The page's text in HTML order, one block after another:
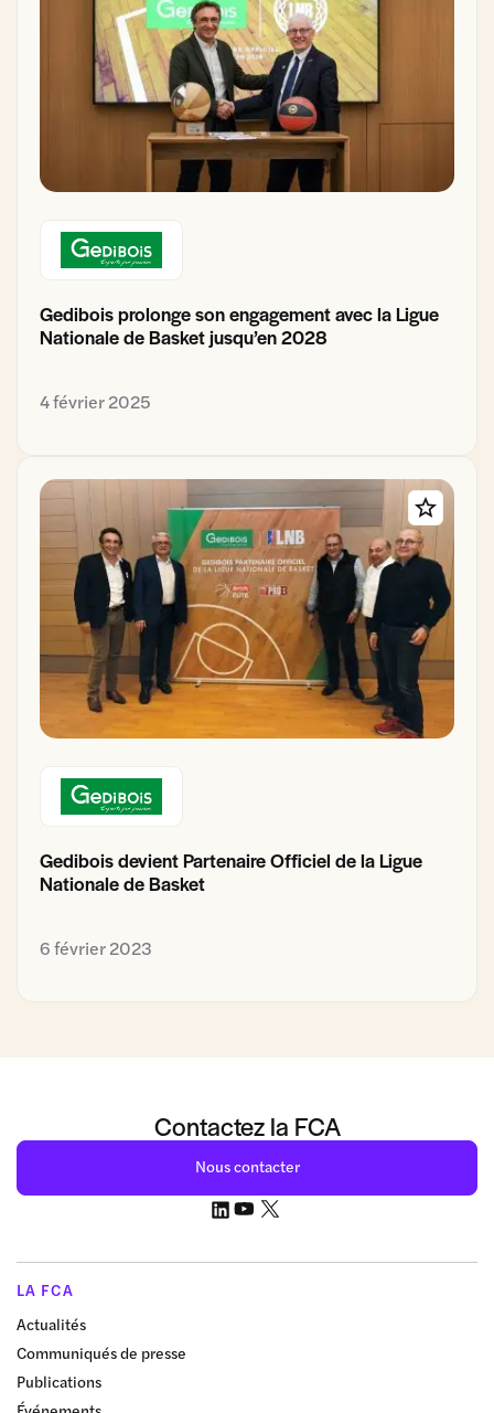
Gedibois prolonge son engagement avec la Ligue
Nationale de Basket jusqu’en 2028
4 février 2025
Gedibois devient Partenaire Officiel de la Ligue
Nationale de Basket
6 février 2023
Contactez la FCA
Nous contacter
LA FCA
Actualités
Communiqués de presse
Publications